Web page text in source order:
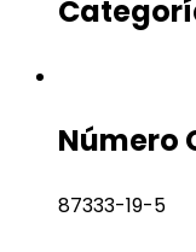
Número
87333-19-5